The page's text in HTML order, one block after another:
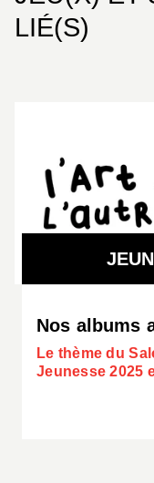
LIÉ(S)
Nos albums
Le thème du
Jeunesse 2025